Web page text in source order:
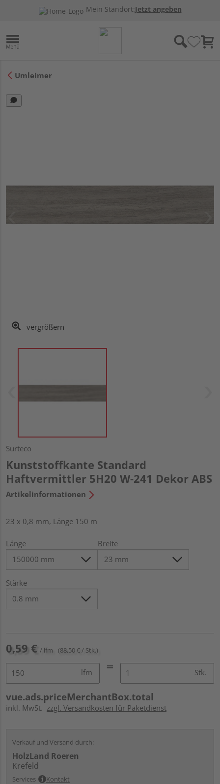
Mein Standort:Jetzt angeben
Umleimer
vergrößern
Surteco
Kunststoffkante Standard
Haftvermittler 5H20 W-241 Dekor ABS
Artikelinformationen
23 x 0,8 mm, Länge 150 m
Länge Breite
Stärke
0,59 € / lfm (88,50 € / Stk.)
lfm Stk.
vue.ads.priceMerchantBox.total
inkl. MwSt. zzgl. Versandkosten für Paketdienst
Verkauf und Versand durch:
HolzLand Roeren
Krefeld
Services Kontakt